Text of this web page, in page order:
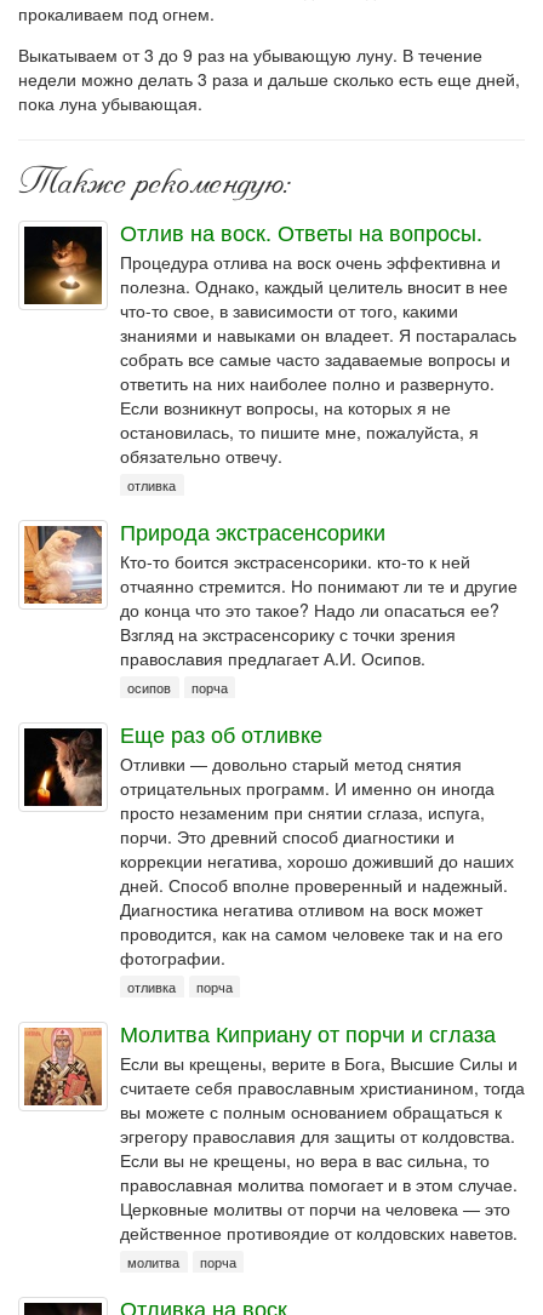
прокаливаем под огнем.
Выкатываем от 3 до 9 раз на убывающую луну. В течение
недели можно делать 3 раза и дальше сколько есть еще дней,
пока луна убывающая.
Также рекомендую:
Отлив на воск. Ответы на вопросы.
Процедура отлива на воск очень эффективна и
полезна. Однако, каждый целитель вносит в нее
что-то свое, в зависимости от того, какими
знаниями и навыками он владеет. Я постаралась
собрать все самые часто задаваемые вопросы и
ответить на них наиболее полно и развернуто.
Если возникнут вопросы, на которых я не
остановилась, то пишите мне, пожалуйста, я
обязательно отвечу.
отливка
Природа экстрасенсорики
Кто-то боится экстрасенсорики. кто-то к ней
отчаянно стремится. Но понимают ли те и другие
до конца что это такое? Надо ли опасаться ее?
Взгляд на экстрасенсорику с точки зрения
православия предлагает А.И. Осипов.
осипов порча
Еще раз об отливке
Отливки — довольно старый метод снятия
отрицательных программ. И именно он иногда
просто незаменим при снятии сглаза, испуга,
порчи. Это древний способ диагностики и
коррекции негатива, хорошо доживший до наших
дней. Способ вполне проверенный и надежный.
Диагностика негатива отливом на воск может
проводится, как на самом человеке так и на его
фотографии.
отливка порча
Молитва Киприану от порчи и сглаза
Если вы крещены, верите в Бога, Высшие Силы и
считаете себя православным христианином, тогда
вы можете с полным основанием обращаться к
эгрегору православия для защиты от колдовства.
Если вы не крещены, но вера в вас сильна, то
православная молитва помогает и в этом случае.
Церковные молитвы от порчи на человека — это
действенное противоядие от колдовских наветов.
молитва порча
Отливка на воск